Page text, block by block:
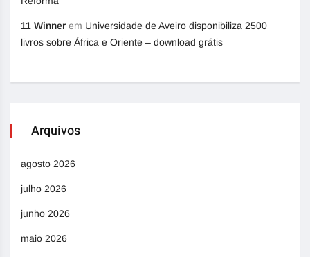
11 Winner em Universidade de Aveiro disponibiliza 2500
livros sobre África e Oriente – download grátis
Arquivos
agosto 2026
julho 2026
junho 2026
maio 2026